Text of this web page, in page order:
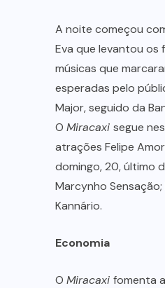
A noite começou
Eva que levantou os
músicas que
esperadas pelo
Major, seguido da
O Miracaxi segue
atrações Felipe
domingo, 20, último
Marcynho
Kannário.
Economia
O Miracaxi fomenta